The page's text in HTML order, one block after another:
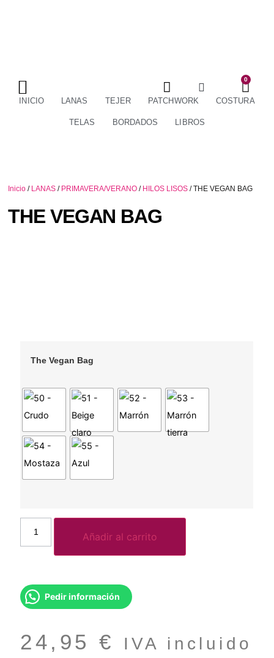
0
INICIO LANAS TEJER PATCHWORK COSTURA
TELAS BORDADOS LIBROS
Inicio / LANAS / PRIMAVERA/VERANO / HILOS LISOS / THE VEGAN BAG
THE VEGAN BAG
The Vegan Bag
Añadir al carrito
Pedir información
24,95 € IVA incluido